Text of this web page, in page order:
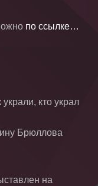
по ссылке…
кто украл
Брюллова
на